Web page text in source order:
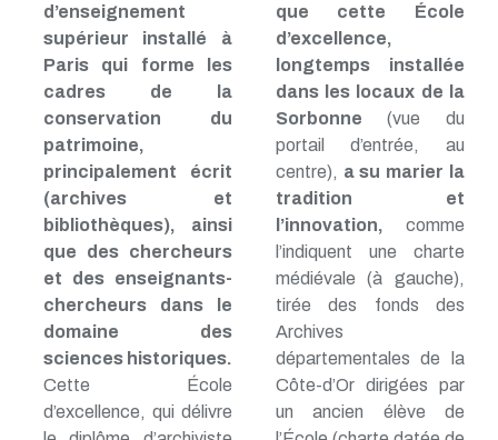
d’enseignement
supérieur installé à
Paris qui forme les
cadres de la
conservation du
patrimoine,
principalement écrit
(archives et
bibliothèques), ainsi
que des chercheurs
et des enseignants-
chercheurs dans le
domaine des
sciences historiques.
Cette École
d’excellence, qui délivre
que cette École
d’excellence,
longtemps installée
dans les locaux de la
Sorbonne (vue du
portail d’entrée, au
centre), a su marier la
tradition et
l’innovation, comme
l’indiquent une charte
médiévale (à gauche),
tirée des fonds des
Archives
départementales de la
Côte-d’Or dirigées par
un ancien élève de